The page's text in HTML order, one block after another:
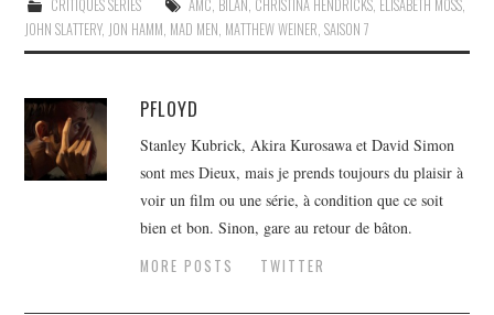
CRITIQUES SÉRIES AMC, BILAN, CHRISTINA HENDRICKS, ELISABETH MOSS,
JOHN SLATTERY, JON HAMM, MAD MEN, MATTHEW WEINER,SAISON 7
PFLOYD
Stanley Kubrick, Akira Kurosawa et David Simon
sont mes Dieux, mais je prends toujours du plaisir à
voir un film ou une série, à condition que ce soit
bien et bon. Sinon, gare au retour de bâton.
MORE POSTS
TWITTER